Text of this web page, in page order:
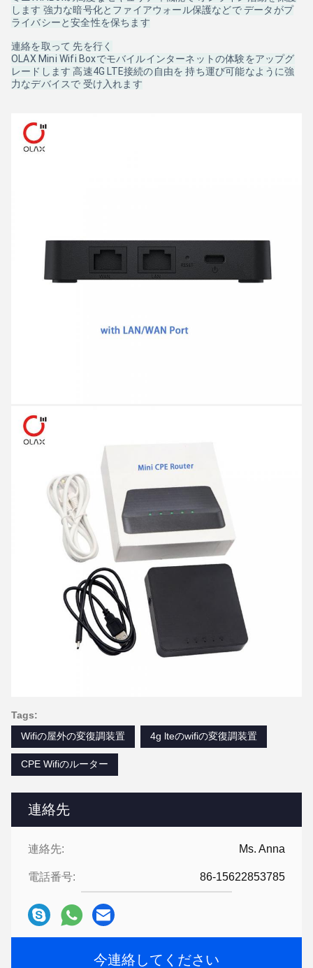
連絡先
連絡先: Ms. Anna
電話番号: 86-15622853785
今連絡してください
します 強力な暗号化とファイアウォール保護などで データがプ
ライバシーと安全性を保ちます
連絡を取って 先を行く
OLAX Mini Wifi Boxでモバイルインターネットの体験をアップグ
レードします 高速4G LTE接続の自由を 持ち運び可能なように強
力なデバイスで 受け入れます
Tags:
Wifiの屋外の変復調装置
4g lteのwifiの変復調装置
CPE Wifiのルーター